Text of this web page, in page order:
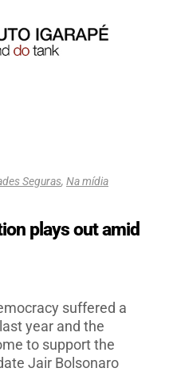
Seguras, Na mídia
plays out amid
suffered a
year and the
to support the
Jair Bolsonaro